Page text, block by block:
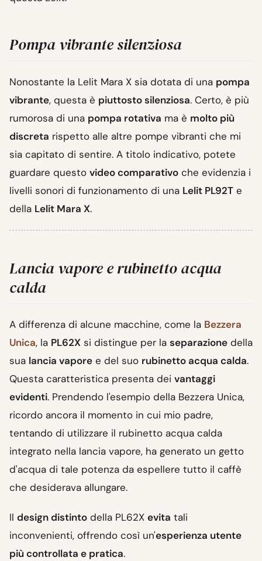
Pompa vibrante silenziosa
Nonostante la Lelit Mara X sia dotata di una pompa
vibrante, questa è piuttosto silenziosa. Certo, è più
rumorosa di una pompa rotativa ma è molto più
discreta rispetto alle altre pompe vibranti che mi
sia capitato di sentire. A titolo indicativo, potete
guardare questo video comparativo che evidenzia i
livelli sonori di funzionamento di una Lelit PL92T e
della Lelit Mara X.
Lancia vapore e rubinetto acqua
calda
A differenza di alcune macchine, come la Bezzera
Unica, la PL62X si distingue per la separazione della
sua lancia vapore e del suo rubinetto acqua calda.
Questa caratteristica presenta dei vantaggi
evidenti. Prendendo l'esempio della Bezzera Unica,
ricordo ancora il momento in cui mio padre,
tentando di utilizzare il rubinetto acqua calda
integrato nella lancia vapore, ha generato un getto
d'acqua di tale potenza da espellere tutto il caffè
che desiderava allungare.
Il design distinto della PL62X evita tali
inconvenienti, offrendo così un'esperienza utente
più controllata e pratica.